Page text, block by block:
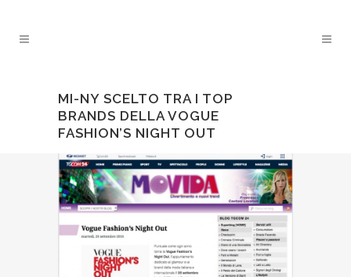
MI-NY SCELTO TRA I TOP
BRANDS DELLA VOGUE
FASHION’S NIGHT OUT